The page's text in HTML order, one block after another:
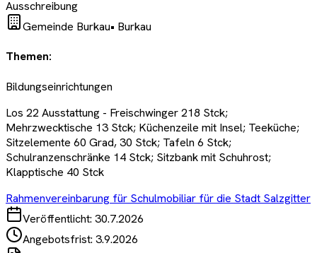
Ausschreibung
Gemeinde Burkau• Burkau
Themen:
Bildungseinrichtungen
Los 22 Ausstattung - Freischwinger 218 Stck;
Mehrzwecktische 13 Stck; Küchenzeile mit Insel; Teeküche;
Sitzelemente 60 Grad, 30 Stck; Tafeln 6 Stck;
Schulranzenschränke 14 Stck; Sitzbank mit Schuhrost;
Klapptische 40 Stck
Rahmenvereinbarung für Schulmobiliar für die Stadt Salzgitter
Veröffentlicht: 30.7.2026
Angebotsfrist: 3.9.2026